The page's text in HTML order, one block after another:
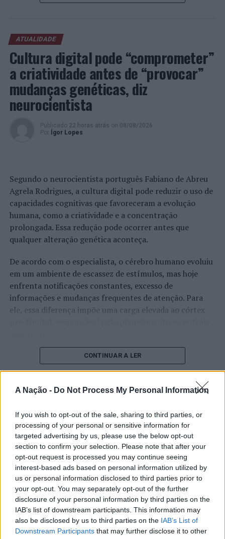
A Nação - Do Not Process My Personal Information
If you wish to opt-out of the sale, sharing to third parties, or
processing of your personal or sensitive information for
targeted advertising by us, please use the below opt-out
section to confirm your selection. Please note that after your
opt-out request is processed you may continue seeing
interest-based ads based on personal information utilized by
us or personal information disclosed to third parties prior to
your opt-out. You may separately opt-out of the further
disclosure of your personal information by third parties on the
IAB’s list of downstream participants. This information may
also be disclosed by us to third parties on the IAB’s List of
Downstream Participants that may further disclose it to other
localidades:
. Dia 26 de abril, às 14h00: Saída do IC19 para Rio de
Mouro, Sintra;
. Dia 27 de abril, às 7h00: AE3, Área de serviço da Trofa,
Trofa;
. Dia 28 de abril, às 10h00: Estrada da Papanata, Viana
Serviço de Antuã, Santa Maria da Feira;
. Dia 2 de maio às 9h00: Estrada Nacional N114 – Avenida
Túlio Espanca, Évora.
A ANSR, a PSP e a GNR relembram que a condução em
excesso de velocidade é um risco para a sua segurança e
. A velocidade é a principal causa de um terço de todos
os acidentes mortais;
. Quanto mais rápido conduzimos, menos tempo
. Numa viagem de 10 km, aumentar a velocidade de 45
para 50 km/hora permite ganhar apenas 1 minuto e 20
suas consequências mais graves podem ser evitadas
através da adoção de comportamentos seguros na
estrada”, sublinham as entidades.
Foto: DR.
TÓPICOS RELACIONADOS: ANSR CAMPANHA
DESTAQUE
GNR
PSP SEGURANÇA RODOVIÁRIA
Abertas as candidaturas ao Prémio ANAM
ATUALIDADE
Cultura digital pode “comprometer”
a criatividade antes de “provocar”
mudanças genéticas, diz
neurocientista
Publicado 22 horas atrás on 08/08/2026
Por
Ígor Lopes
Segundo o neurocientista português Fabiano de Abreu
Agrela Rodrigues, a cultura digital pode reduzir o uso de
capacidades cognitivas que favoreceram a evolução
humana, como a criatividade e a concentração
prolongada. Essa redução pode ocorrer antes que
qualquer alteração genética aconteça.
De acordo com o especialista, o cérebro humano evoluiu
em um ambiente de escassez de estímulos, mas hoje
enfrenta notificações constantes, excesso de
informações e mudanças frequentes de atenção. Para
ele, essa diferença impõe uma carga elevada ao córtex
O pesquisador afirma que plataformas digitais também
estimulam continuamente o sistema de recompensa do
cérebro, favorecendo a fadiga mental, a dificuldade de
manter a atenção e a procrastinação. Na sua visão,
aumentam a sensação de sobrecarga, enquanto o stress
prolongado pode elevar os níveis de cortisol e
prejudicar o desempenho cognitivo.
Fabiano de Abreu Agrela Rodrigues ressalta que não há
evidências de que o ambiente digital provoque mudanças
genéticas na espécie humana. A adaptação observada,
afirma, ocorre por meio da neuroplasticidade, processo
pelo qual os circuitos neurais se reorganizam em
resposta às experiências.
CONTINUAR A LER
“Millennium Estoril Open 2026”
regressou ao circuito ATP com
vitória do francês Luca Van Assche
Publicado 2 dias atrás on 07/08/2026
Por Ígor Lopes
O “Millennium Estoril Open 2026” decorreu entre os
dias 18 e 26 de julho, no Clube de Ténis do Estoril, em